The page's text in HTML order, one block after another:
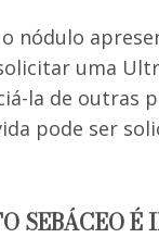
nódulo
uma
la de outras
pode ser
SEBÁCEO